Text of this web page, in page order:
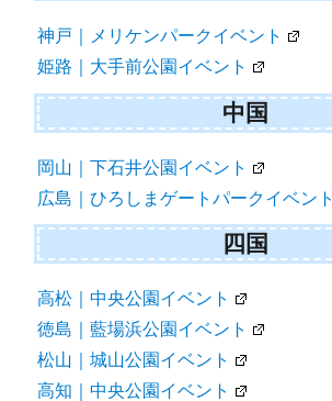
神戸｜メリケンパークイベント
姫路｜大手前公園イベント
中国
岡山｜下石井公園イベント
広島｜ひろしまゲートパークイベント
四国
高松｜中央公園イベント
徳島｜藍場浜公園イベント
松山｜城山公園イベント
高知｜中央公園イベント